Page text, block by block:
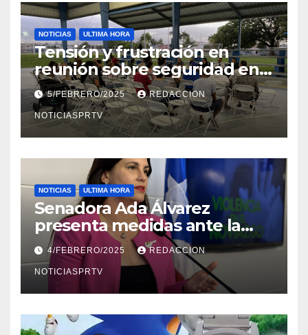
NOTICIAS ULTIMA HORA
Tensión y frustración en
reunión sobre seguridad en
Reparto Metropolitano
5/FEBRERO/2025 REDACCION
NOTICIASPRTV
NOTICIAS ULTIMA HORA
Senadora Ada Álvarez
presenta medidas ante la
violencia en el noviazgo
4/FEBRERO/2025 REDACCION
NOTICIASPRTV